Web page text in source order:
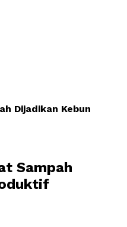
Dijadikan Kebun
Sampah